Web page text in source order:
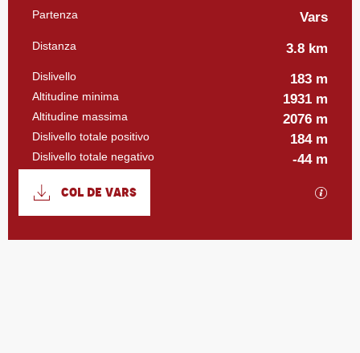
Informazioni pratiche
Partenza Vars
Distanza 3.8 km
Dislivello 183 m
Altitudine minima 1931 m
Altitudine massima 2076 m
Dislivello totale positivo 184 m
Dislivello totale negativo -44 m
Documentazione
COL DE VARS I file